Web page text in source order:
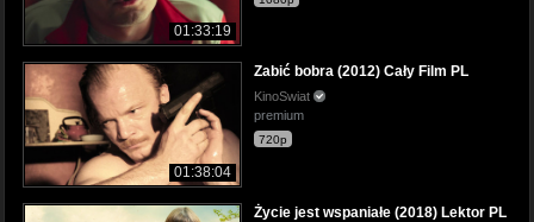
01:33:19
01:38:04
Zabić bobra (2012) Cały Film PL
KinoSwiat
premium
720p
Życie jest wspaniałe (2018) Lektor PL